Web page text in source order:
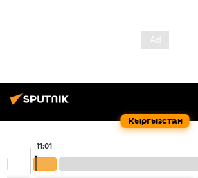
Кыргызстан
11:01